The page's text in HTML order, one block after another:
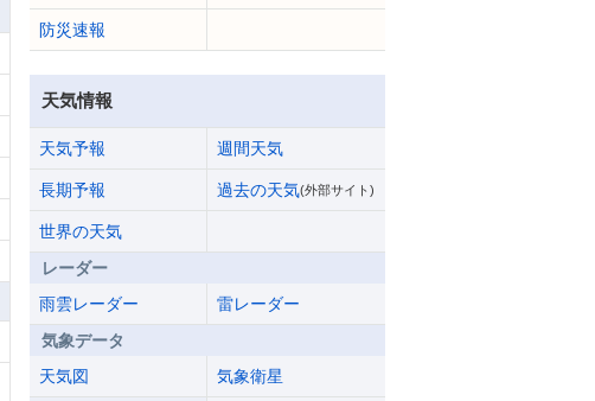
防災速報
天気情報
天気予報 週間天気
長期予報 過去の天気(外部サイト)
世界の天気
レーダー
雨雲レーダー
雷レーダー
気象データ
天気図
気象衛星